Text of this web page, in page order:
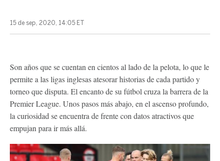
15 de sep, 2020, 14:05 ET
Son años que se cuentan en cientos al lado de la pelota, lo que le
permite a las ligas inglesas atesorar historias de cada partido y
torneo que disputa. El encanto de su fútbol cruza la barrera de la
Premier League. Unos pasos más abajo, en el ascenso profundo,
la curiosidad se encuentra de frente con datos atractivos que
empujan para ir más allá.